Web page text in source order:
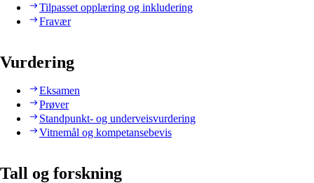
Tilpasset opplæring og inkludering
Fravær
Vurdering
Eksamen
Prøver
Standpunkt- og underveisvurdering
Vitnemål og kompetansebevis
Tall og forskning